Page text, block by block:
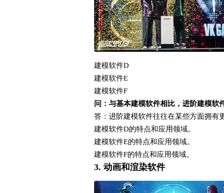
建模软件D
建模软件E
建模软件F
问：与基本建模软件相比，进阶建模软
答：进阶建模软件往往在某些方面拥有
建模软件D的特点和应用领域。
建模软件E的特点和应用领域。
建模软件F的特点和应用领域。
3. 动画和渲染软件